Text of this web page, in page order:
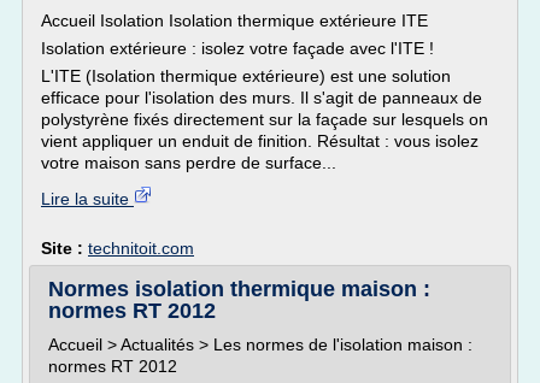
Accueil Isolation Isolation thermique extérieure ITE
Isolation extérieure : isolez votre façade avec l'ITE !
L'ITE (Isolation thermique extérieure) est une solution
efficace pour l'isolation des murs. Il s'agit de panneaux de
polystyrène fixés directement sur la façade sur lesquels on
vient appliquer un enduit de finition. Résultat : vous isolez
votre maison sans perdre de surface...
Lire la suite
Site : technitoit.com
Normes isolation thermique maison :
normes RT 2012
Accueil > Actualités > Les normes de l'isolation maison :
normes RT 2012